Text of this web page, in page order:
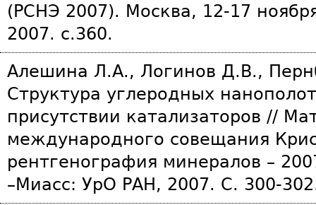
(РСНЭ 2007). Москва, 12-17
2007. с.360.
Алешина Л.А., Логинов Д.В.,
Структура углеродных
присутствии катализаторов //
международного совещания
рентгенография минералов –
–Миасс: УрО РАН, 2007. С. 300-